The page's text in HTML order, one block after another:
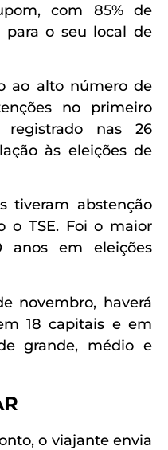
com 85% de
para o seu local de
ao alto número de
no primeiro
nas 26
às eleições de
tiveram abstenção
o TSE. Foi o maior
anos em eleições
novembro, haverá
18 capitais e em
grande, médio e
o viajante envia